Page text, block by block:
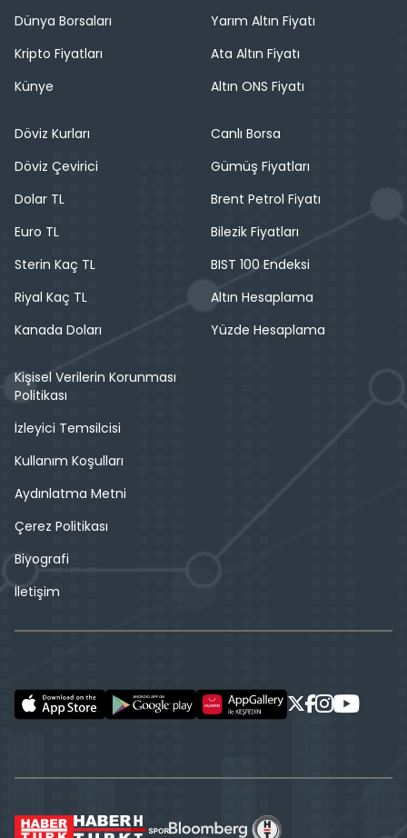
Dünya Borsaları
Kripto Fiyatları
Künye
Yarım Altın Fiyatı
Ata Altın Fiyatı
Altın ONS Fiyatı
Döviz Kurları
Döviz Çevirici
Dolar TL
Euro TL
Sterin Kaç TL
Riyal Kaç TL
Kanada Doları
Canlı Borsa
Gümüş Fiyatları
Brent Petrol Fiyatı
Bilezik Fiyatları
BIST 100 Endeksi
Altın Hesaplama
Yüzde Hesaplama
Kişisel Verilerin Korunması
Politikası
İzleyici Temsilcisi
Kullanım Koşulları
Aydınlatma Metni
Çerez Politikası
Biyografi
İletişim